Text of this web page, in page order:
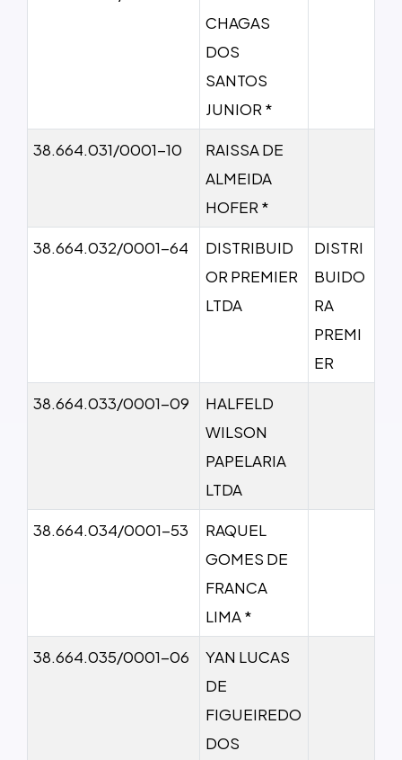
CHAGAS
DOS
SANTOS
JUNIOR *
38.664.031/0001-10
RAISSA DE
ALMEIDA
HOFER *
38.664.032/0001-64
DISTRIBUID
OR PREMIER
LTDA
DISTRI
BUIDO
RA
PREMI
ER
38.664.033/0001-09
HALFELD
WILSON
PAPELARIA
LTDA
38.664.034/0001-53
RAQUEL
GOMES DE
FRANCA
LIMA *
38.664.035/0001-06
YAN LUCAS
DE
FIGUEIREDO
DOS